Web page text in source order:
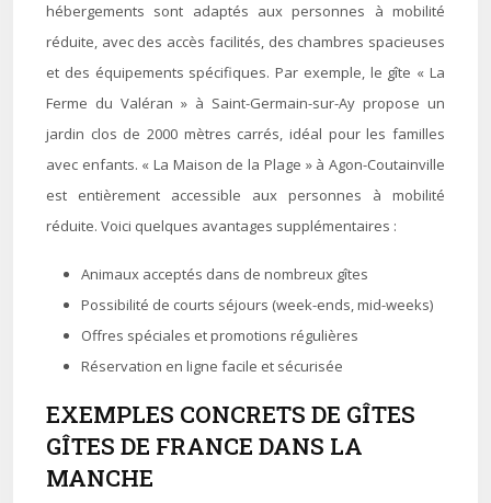
hébergements sont adaptés aux personnes à mobilité
réduite, avec des accès facilités, des chambres spacieuses
et des équipements spécifiques. Par exemple, le gîte « La
Ferme du Valéran » à Saint-Germain-sur-Ay propose un
jardin clos de 2000 mètres carrés, idéal pour les familles
avec enfants. « La Maison de la Plage » à Agon-Coutainville
est entièrement accessible aux personnes à mobilité
réduite. Voici quelques avantages supplémentaires :
Animaux acceptés dans de nombreux gîtes
Possibilité de courts séjours (week-ends, mid-weeks)
Offres spéciales et promotions régulières
Réservation en ligne facile et sécurisée
EXEMPLES CONCRETS DE GÎTES
GÎTES DE FRANCE DANS LA
MANCHE